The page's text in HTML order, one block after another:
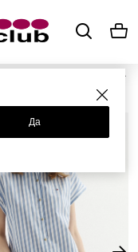
Да
Женская одежда
%